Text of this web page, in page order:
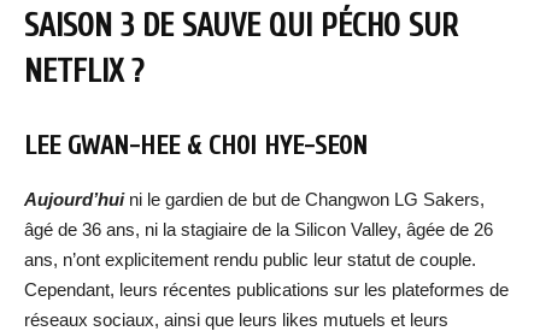
SAISON 3 DE SAUVE QUI PÉCHO SUR
NETFLIX ?
LEE GWAN-HEE & CHOI HYE-SEON
Aujourd’huini le gardien de but de Changwon LG Sakers,
âgé de 36 ans, ni la stagiaire de la Silicon Valley, âgée de 26
ans, n’ont explicitement rendu public leur statut de couple.
Cependant, leurs récentes publications sur les plateformes de
réseaux sociaux, ainsi que leurs likes mutuels et leurs